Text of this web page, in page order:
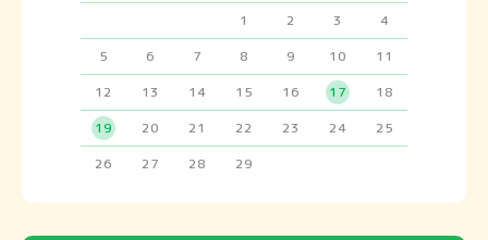
1
2 3
4
5
6 7 8 9 10
11
12
13 14 15 16 17
18
19
20 21 22 23 24
25
26
27 28 29